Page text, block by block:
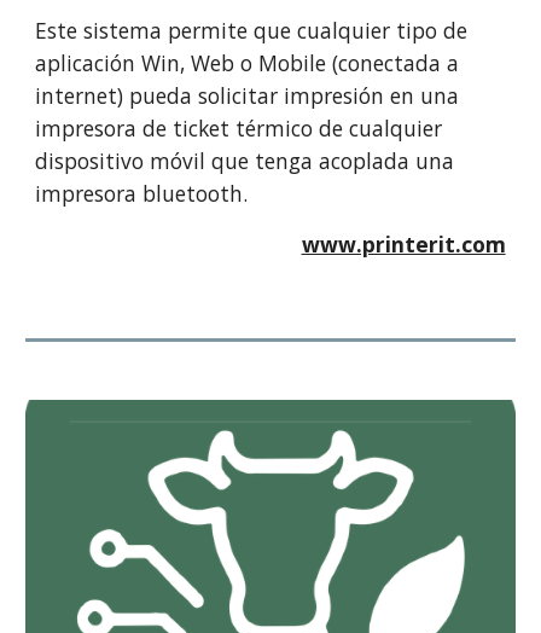
Este sistema permite que cualquier tipo de
aplicación Win, Web o Mobile (conectada a
internet) pueda solicitar impresión en una
impresora de ticket térmico de cualquier
dispositivo móvil que tenga acoplada una
impresora bluetooth.
www.printerit.com